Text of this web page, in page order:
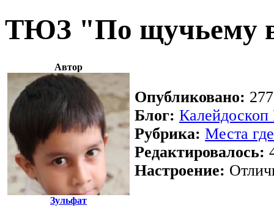
ТЮЗ "По щучьему
Автор
Зульфат
Опубликовано:
Блог:
Рубрика: Места
Редактировалось:
Настроение: